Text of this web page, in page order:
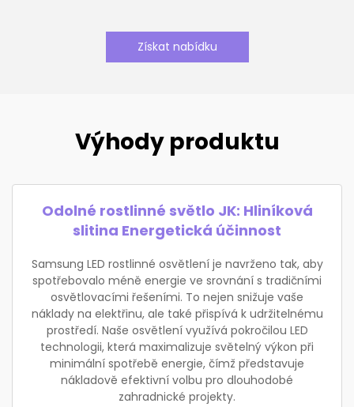
Získat nabídku
Výhody produktu
Odolné rostlinné světlo JK: Hliníková
slitina Energetická účinnost
Samsung LED rostlinné osvětlení je navrženo tak, aby
spotřebovalo méně energie ve srovnání s tradičními
osvětlovacími řešeními. To nejen snižuje vaše
náklady na elektřinu, ale také přispívá k udržitelnému
prostředí. Naše osvětlení využívá pokročilou LED
technologii, která maximalizuje světelný výkon při
minimální spotřebě energie, čímž představuje
nákladově efektivní volbu pro dlouhodobé
zahradnické projekty.